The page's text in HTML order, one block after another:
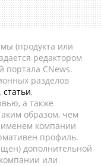
(продукта или
редактором
портала CNews.
разделов
статьи,
а также
образом, чем
компании
профиль.
дополнительной
или